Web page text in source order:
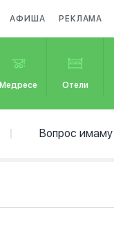
АФИША РЕКЛАМА
Медресе Отели
Вопрос имаму